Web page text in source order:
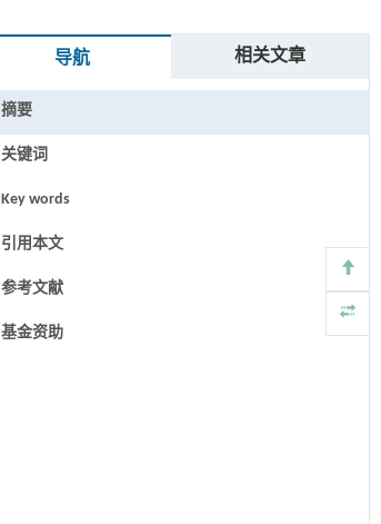
导航 相关文章
摘要
关键词
Key words
引用本文
参考文献
基金资助